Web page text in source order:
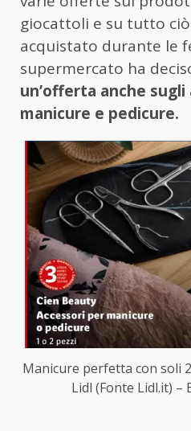
giocattoli e su tutto
acquistato durante le
supermercato ha
un’offerta anche
manicure e pedicure.
Manicure perfetta con soli
Lidl (Fonte Lidl.it)